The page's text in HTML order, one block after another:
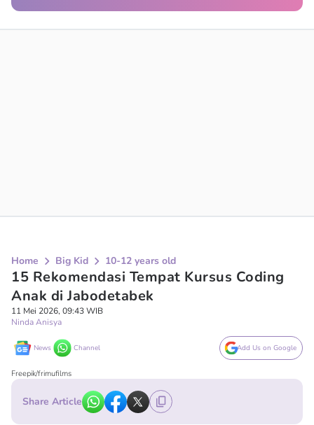
Home Big Kid 10-12 years old
15 Rekomendasi Tempat Kursus Coding
Anak di Jabodetabek
11 Mei 2026, 09:43 WIB
Ninda Anisya
News Channel Add Us on Google
Freepik/frimufilms
Share Article